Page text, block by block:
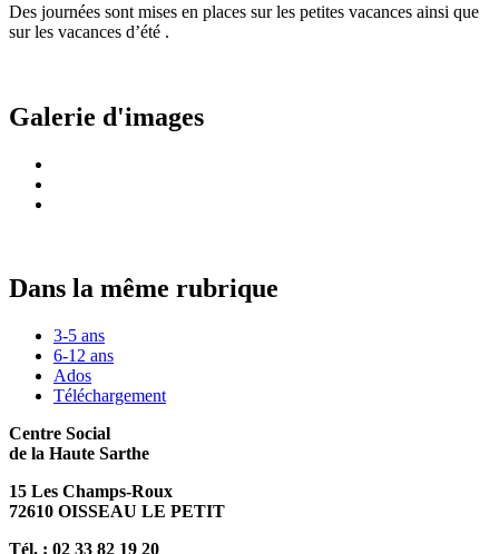
Des journées sont mises en places sur les petites vacances ainsi que
sur les vacances d’été .
Galerie d'images
Dans la même rubrique
3-5 ans
6-12 ans
Ados
Téléchargement
Centre Social
de la Haute Sarthe
15 Les Champs-Roux
72610 OISSEAU LE PETIT
Tél. : 02 33 82 19 20